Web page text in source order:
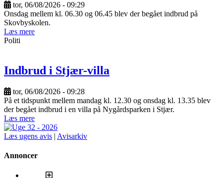
tor, 06/08/2026 - 09:29
Onsdag mellem kl. 06.30 og 06.45 blev der begået indbrud på
Skovbyskolen.
Læs mere
Politi
Indbrud i Stjær-villa
tor, 06/08/2026 - 09:28
På et tidspunkt mellem mandag kl. 12.30 og onsdag kl. 13.35 blev
der begået indbrud i en villa på Nygårdsparken i Stjær.
Læs mere
Læs ugens avis | Avisarkiv
Annoncer